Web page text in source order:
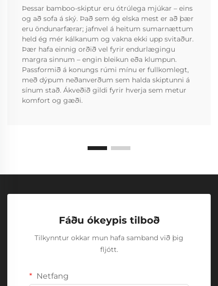
Þessar bamboo-skiptur eru ótrúlega mjúkar – eins
og að sofa á ský. Það sem ég elska mest er að þær
eru öndunarfærar; jafnvel á heitum sumarnættum
held ég mér kálkanum og vakna ekki upp svitaður.
Þær hafa einnig orðið vel fyrir endurlægingu
margra sinnum – engin bleikun eða klumpun.
Passformið á konungs rúmi mínu er fullkomlegt,
með dýpum neðanverðum sem halda skiptunni á
sínum stað. Ákveðið gildi fyrir hverja sem metur
komfort og gæði.
Fáðu ókeypis tilboð
Tilkynntur okkar mun hafa samband við þig
fljótt.
Netfang